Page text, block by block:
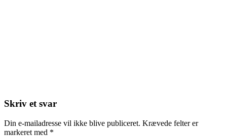
Skriv et svar
Din e-mailadresse vil ikke blive publiceret. Krævede felter er
markeret med *